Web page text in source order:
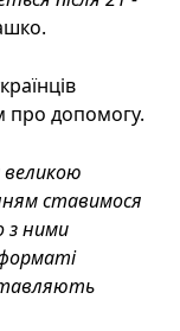
про допомогу.
ставимося
з ними